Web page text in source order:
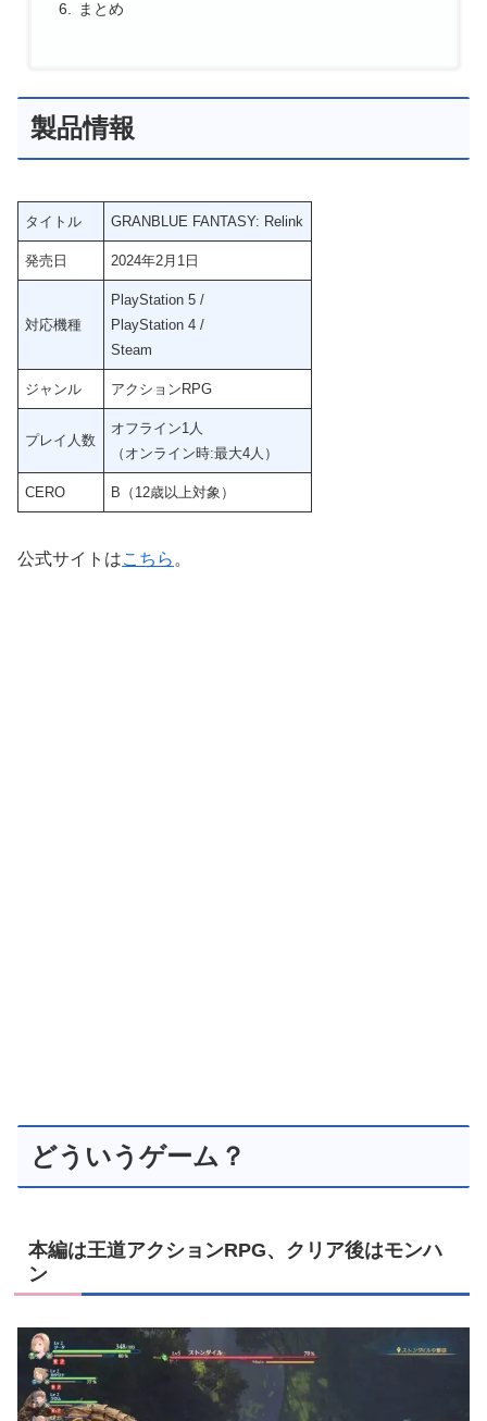
まとめ
製品情報
タイトル GRANBLUE FANTASY: Relink
発売日 2024年2月1日
対応機種
PlayStation 5 /
PlayStation 4 /
Steam
ジャンル アクションRPG
プレイ人数
オフライン1人
（オンライン時:最大4人）
CERO B（12歳以上対象）
公式サイトはこちら 。
どういうゲーム？
本編は王道アクションRPG、クリア後はモンハ
ン